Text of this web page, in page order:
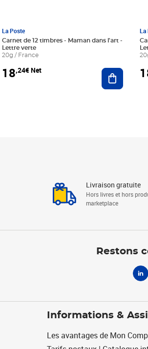
au panier
La Poste
Carnet de 12 timbres - Maman dans l'art -
Lettre verte
20g / France
18,24€ Net Ajouter
La
Livraison gratuite
Hors livres et hors
marketplace
Restons
Informations &
Les avantages de Mon